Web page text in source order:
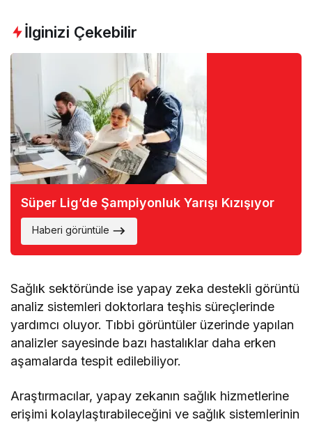
İlginizi Çekebilir
Süper Lig’de Şampiyonluk Yarışı Kızışıyor
Haberi görüntüle
Sağlık sektöründe ise yapay zeka destekli görüntü
analiz sistemleri doktorlara teşhis süreçlerinde
yardımcı oluyor. Tıbbi görüntüler üzerinde yapılan
analizler sayesinde bazı hastalıklar daha erken
aşamalarda tespit edilebiliyor.
Araştırmacılar, yapay zekanın sağlık hizmetlerine
erişimi kolaylaştırabileceğini ve sağlık sistemlerinin